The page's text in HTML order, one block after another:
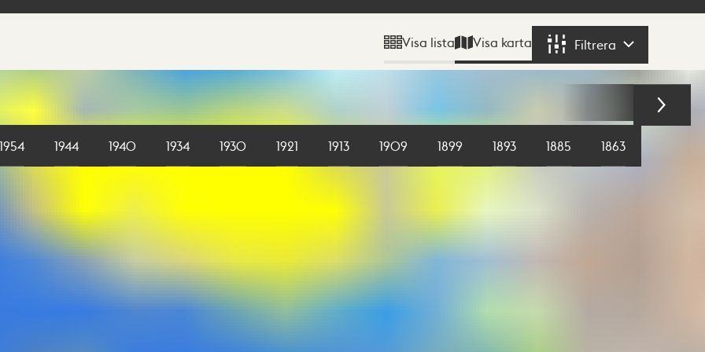
Visa lista Visa karta Filtrera
1954 1944 1940 1934 1930 1921 1913 1909 1899 1893 1885 1863